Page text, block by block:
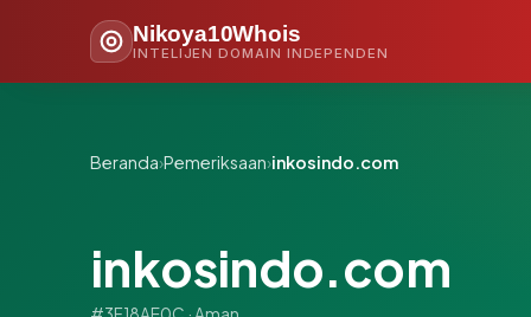
Nikoya10Whois
INTELIJEN DOMAIN INDEPENDEN
Beranda›Pemeriksaan›inkosindo.com
inkosindo.com